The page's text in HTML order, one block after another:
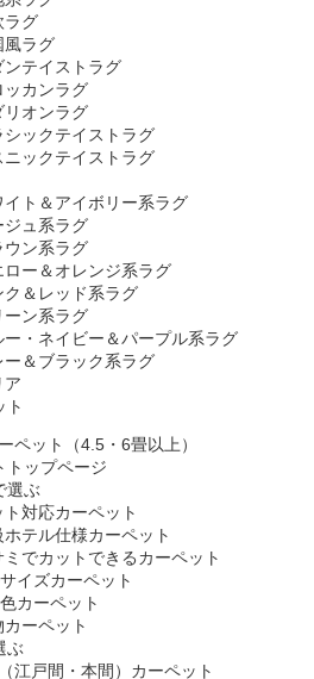
ラグ
風ラグ
ンテイストラグ
ッカンラグ
リオンラグ
シックテイストラグ
ニックテイストラグ
イト＆アイボリー系ラグ
ジュ系ラグ
ウン系ラグ
ロー＆オレンジ系ラグ
ク＆レッド系ラグ
ーン系ラグ
ー・ネイビー＆パープル系ラグ
ー＆ブラック系ラグ
ア
ト
ペット（4.5・6畳以上）
トップページ
選ぶ
ト対応カーペット
ホテル仕様カーペット
ミでカットできるカーペット
イズカーペット
カーペット
カーペット
ぶ
江戸間・本間）カーペット